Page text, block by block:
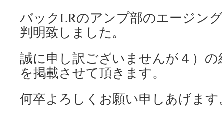
バックLRのアンプ部のエージン
判明致しました。
誠に申し訳ございませんが４）
を掲載させて頂きます。
何卒よろしくお願い申しあげます